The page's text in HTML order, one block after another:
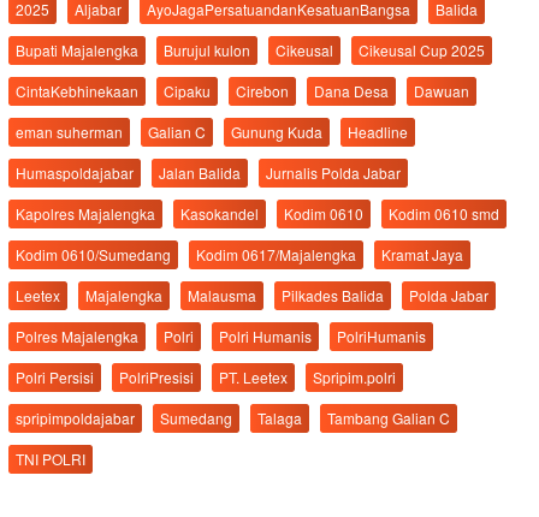
2025 Aljabar AyoJagaPersatuandanKesatuanBangsa
Balida
Bupati Majalengka
Burujul kulon Cikeusal
Cikeusal Cup 2025
CintaKebhinekaan
Cipaku Cirebon Dana Desa
Dawuan
eman suherman
Galian C Gunung Kuda
Headline
Humaspoldajabar
Jalan Balida
Jurnalis Polda Jabar
Kapolres Majalengka
Kasokandel Kodim 0610
Kodim 0610 smd
Kodim 0610/Sumedang
Kodim 0617/Majalengka
Kramat Jaya
Leetex
Majalengka Malausma Pilkades Balida
Polda Jabar
Polres Majalengka
Polri Polri Humanis
PolriHumanis
Polri Persisi
PolriPresisi PT. Leetex
Spripim.polri
spripimpoldajabar
Sumedang Talaga
Tambang Galian C
TNI POLRI